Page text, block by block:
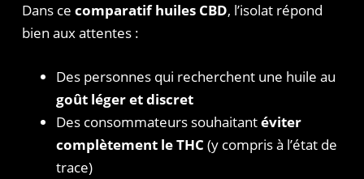
Dans ce comparatif huiles CBD, l’isolat répond
bien aux attentes :
Des personnes qui recherchent une huile au
goût léger et discret
Des consommateurs souhaitantéviter
complètement le THC (y compris à l’état de
trace)